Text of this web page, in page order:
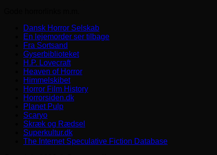
Dansk Horror Selskab
En lejemorder ser tilbage
Fra Sortsand
Gyserbiblioteket
H.P. Lovecraft
Heaven of Horror
Himmelskibet
Horror Film History
Horrorsiden.dk
Planet Pulp
Scaryo
Skræk og Rædsel
Superkultur.dk
The Internet Speculative Fiction Database